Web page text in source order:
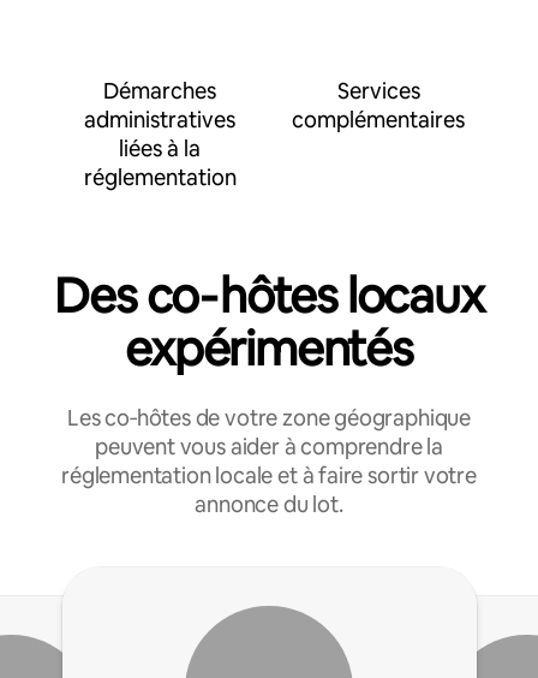
Démarches
administratives
liées à la
réglementation
Services
complémentaires
Des co‑hôtes locaux
expérimentés
Les co‑hôtes de votre zone géographique
peuvent vous aider à comprendre la
réglementation locale et à faire sortir votre
annonce du lot.